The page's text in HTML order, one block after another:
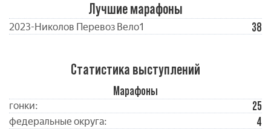
Лучшие марафоны
2023-Николов Перевоз Вело1 38
Статистика выступлений
Марафоны
гонки: 25
федеральные округа: 4